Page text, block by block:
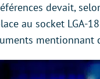
devait,
au socket LGA-
mentionnant